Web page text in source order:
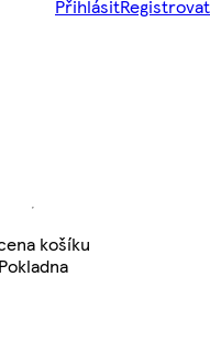
PřihlásitRegistrovat
Aktuální cena košíku
košíku
Pokladna